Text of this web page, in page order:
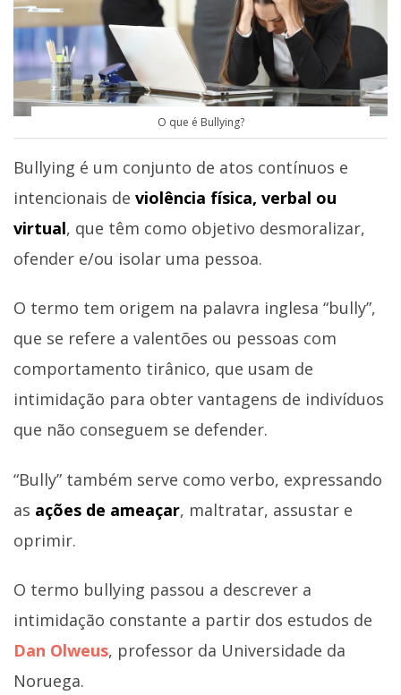
O que é Bullying?
Bullying é um conjunto de atos contínuos e
intencionais de violência física, verbal ou
virtual, que têm como objetivo desmoralizar,
ofender e/ou isolar uma pessoa.
O termo tem origem na palavra inglesa “bully”,
que se refere a valentões ou pessoas com
comportamento tirânico, que usam de
intimidação para obter vantagens de indivíduos
que não conseguem se defender.
“Bully” também serve como verbo, expressando
as ações de ameaçar, maltratar, assustar e
oprimir.
O termo bullying passou a descrever a
intimidação constante a partir dos estudos de
Dan Olweus, professor da Universidade da
Noruega.